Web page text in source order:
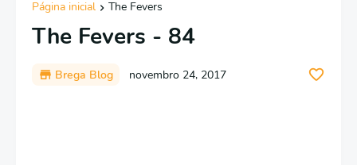
Página inicial The Fevers
The Fevers - 84
Brega Blog novembro 24, 2017